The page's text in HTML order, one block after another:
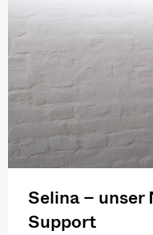
Selina – unser
Support